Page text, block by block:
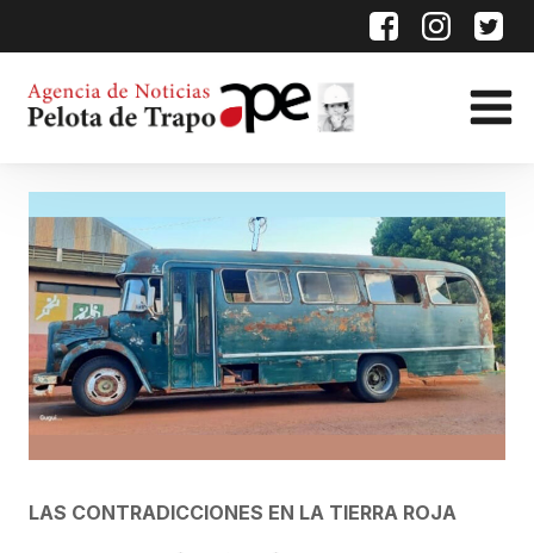
LAS CONTRADICCIONES EN LA TIERRA ROJA